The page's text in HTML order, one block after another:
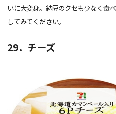
いに大変身。納豆のクセも少なく食
してみてください。
29．チーズ